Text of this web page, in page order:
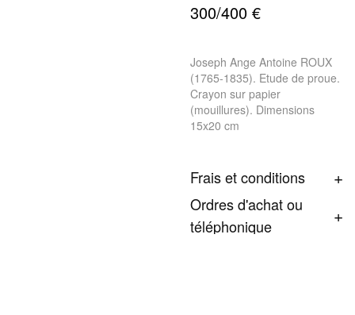
300/400 €
Joseph Ange Antoine ROUX
(1765-1835). Etude de proue.
Crayon sur papier
(mouillures). Dimensions
15x20 cm
Frais et conditions
Ordres d'achat ou
téléphonique